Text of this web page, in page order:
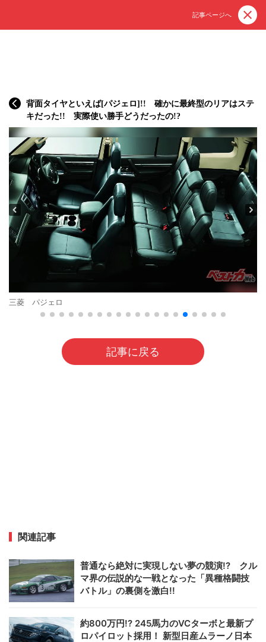
記事ページへ
背面タイヤといえば[パジェロ]!! 確かに最終型のリアはステ
キだった!! 実際使い勝手どうだったの!?
三菱 パジェロ
記事に戻る
関連記事
普通なら絶対に実現しない夢の競演!? クル
マ界の伝説的な一戦となった「異種格闘技
バトル」の裏側を激白!!
約800万円!? 245馬力のVCターボと最新プ
ロパイロット採用！ 新型日産ムラーノ日本